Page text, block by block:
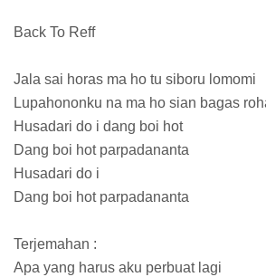
Back To Reff
Jala sai horas ma ho tu siboru lomomi
Lupahononku na ma ho sian bagas
Husadari do i dang boi hot
Dang boi hot parpadananta
Husadari do i
Dang boi hot parpadananta
Terjemahan :
Apa yang harus aku perbuat lagi